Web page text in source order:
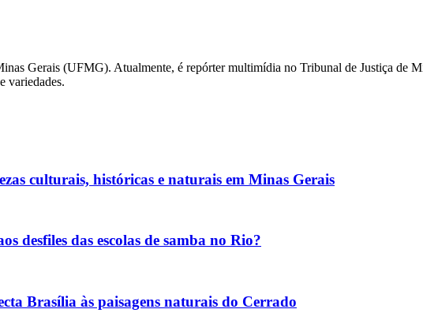
Gerais (UFMG). Atualmente, é repórter multimídia no Tribunal de Justiça de
variedades.
culturais, históricas e naturais em Minas Gerais
desfiles das escolas de samba no Rio?
Brasília às paisagens naturais do Cerrado